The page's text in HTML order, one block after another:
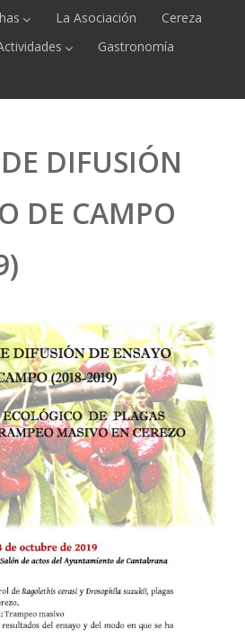
La Asociación
Cereza
Gastronomía
DIFUSIÓN
DE CAMPO